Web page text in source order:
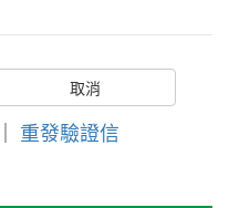
｜ 重發驗證信